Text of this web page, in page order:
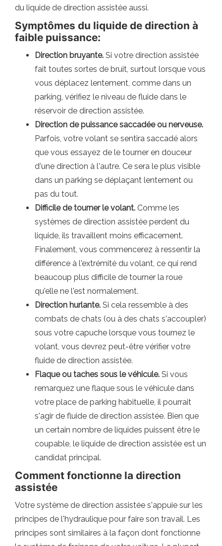
du liquide de direction assistée aussi.
Symptômes du liquide de direction à
faible puissance:
Direction bruyante. Si votre direction assistée
fait toutes sortes de bruit, surtout lorsque vous
vous déplacez lentement, comme dans un
parking, vérifiez le niveau de fluide dans le
réservoir de direction assistée.
Direction de puissance saccadée ou nerveuse.
Parfois, votre volant se sentira saccadé alors
que vous essayez de le tourner en douceur
d'une direction à l'autre. Ce sera le plus visible
dans un parking se déplaçant lentement ou
pas du tout.
Difficile de tourner le volant. Comme les
systèmes de direction assistée perdent du
liquide, ils travaillent moins efficacement.
Finalement, vous commencerez à ressentir la
différence à l'extrémité du volant, ce qui rend
beaucoup plus difficile de tourner la roue
qu'elle ne l'est normalement.
Direction hurlante. Si cela ressemble à des
combats de chats (ou à des chats s'accoupler)
sous votre capuche lorsque vous tournez le
volant, vous devrez peut-être vérifier votre
fluide de direction assistée.
Flaque ou taches sous le véhicule. Si vous
remarquez une flaque sous le véhicule dans
votre place de parking habituelle, il pourrait
s'agir de fluide de direction assistée. Bien que
un certain nombre de liquides puissent être le
coupable, le liquide de direction assistée est un
candidat principal.
Comment fonctionne la direction
assistée
Votre système de direction assistée s'appuie sur les
principes de l'hydraulique pour faire son travail. Les
principes sont similaires à la façon dont fonctionne